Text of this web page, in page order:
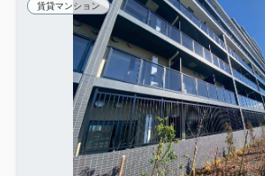
賃貸マンション